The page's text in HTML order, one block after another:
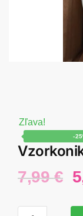
Zľava!
7,99€
-